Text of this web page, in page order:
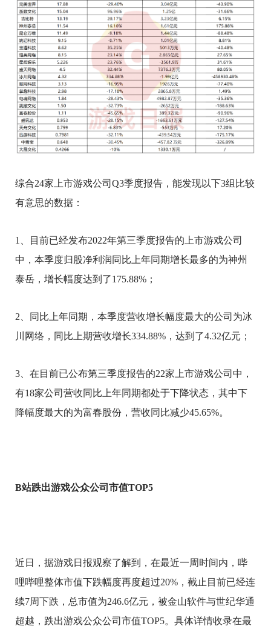
综合24家上市游戏公司Q3季度报告，能发现以下3组比较
有意思的数据：
1、目前已经发布2022年第三季度报告的上市游戏公司
中，本季度归股净利润同比上年同期增长最多的为神州
泰岳，增长幅度达到了175.88%；
2、同比上年同期，本季度营收增长幅度最大的公司为冰
川网络，同比上期营收增长334.88%，达到了4.32亿元；
3、在目前已公布第三季度报告的22家上市游戏公司中，
有18家公司营收同比上年同期都处于下降状态，其中下
降幅度最大的为富春股份，营收同比减少45.65%。
B站跌出游戏公众公司市值TOP5
近日，据游戏日报观察了解到，在最近一周时间内，哔
哩哔哩整体市值下跌幅度再度超过20%，截止目前已经连
续7周下跌，总市值为246.6亿元，被金山软件与世纪华通
超越，跌出游戏公众公司市值TOP5。具体详情收录在最